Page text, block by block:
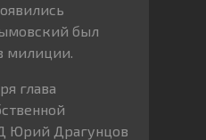
был
милиции.
глава
Юрий Драгунцов